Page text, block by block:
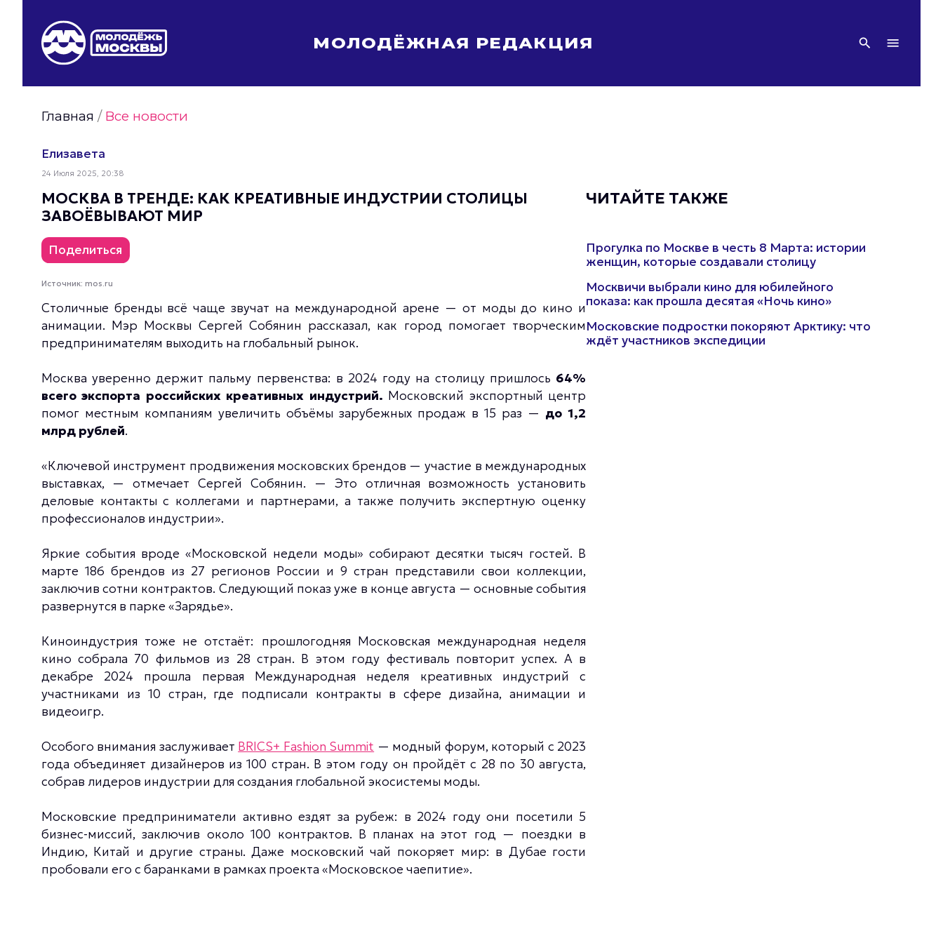
МОЛОДЁЖНАЯ РЕДАКЦИЯ
Видео Молодёжи Москвы
Молодёжь Москвы зелёная
Фото Молодёжи Москвы
Молодёжь Москвы культурная
Молодёжь Москвы спортивная
Главная /Все новости
Елизавета
24 Июля 2025, 20:38
МОСКВА В ТРЕНДЕ: КАК КРЕАТИВНЫЕ ИНДУСТРИИ СТОЛИЦЫ
ЗАВОЁВЫВАЮТ МИР
Поделиться
Источник: mos.ru
Столичные бренды всё чаще звучат на международной арене — от моды до кино и
анимации. Мэр Москвы Сергей Собянин рассказал, как город помогает творческим
предпринимателям выходить на глобальный рынок.
Москва уверенно держит пальму первенства: в 2024 году на столицу пришлось 64%
всего экспорта российских креативных индустрий. Московский экспортный центр
помог местным компаниям увеличить объёмы зарубежных продаж в 15 раз — до 1,2
млрд рублей.
«Ключевой инструмент продвижения московских брендов — участие в международных
выставках, — отмечает Сергей Собянин. — Это отличная возможность установить
деловые контакты с коллегами и партнерами, а также получить экспертную оценку
профессионалов индустрии».
Яркие события вроде «Московской недели моды» собирают десятки тысяч гостей. В
марте 186 брендов из 27 регионов России и 9 стран представили свои коллекции,
заключив сотни контрактов. Следующий показ уже в конце августа — основные события
развернутся в парке «Зарядье».
Киноиндустрия тоже не отстаёт: прошлогодняя Московская международная неделя
кино собрала 70 фильмов из 28 стран. В этом году фестиваль повторит успех. А в
декабре 2024 прошла первая Международная неделя креативных индустрий с
участниками из 10 стран, где подписали контракты в сфере дизайна, анимации и
видеоигр.
Особого внимания заслуживает BRICS+ Fashion Summit — модный форум, который с 2023
года объединяет дизайнеров из 100 стран. В этом году он пройдёт с 28 по 30 августа,
собрав лидеров индустрии для создания глобальной экосистемы моды.
Московские предприниматели активно ездят за рубеж: в 2024 году они посетили 5
бизнес-миссий, заключив около 100 контрактов. В планах на этот год — поездки в
Индию, Китай и другие страны. Даже московский чай покоряет мир: в Дубае гости
пробовали его с баранками в рамках проекта «Московское чаепитие».
ЧИТАЙТЕ ТАКЖЕ
Прогулка по Москве в честь 8 Марта: истории
женщин, которые создавали столицу
Москвичи выбрали кино для юбилейного
показа: как прошла десятая «Ночь кино»
Московские подростки покоряют Арктику: что
ждёт участников экспедиции